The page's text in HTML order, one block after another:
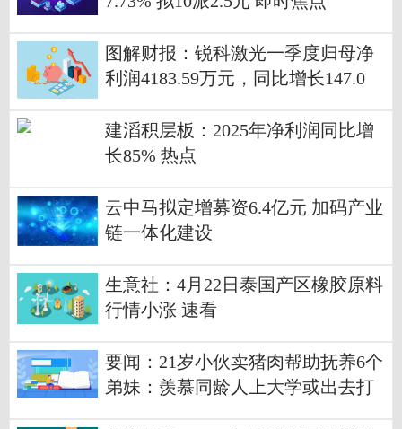
图解财报：锐科激光一季度归母净
利润4183.59万元，同比增长147.0
建滔积层板：2025年净利润同比增
长85% 热点
云中马拟定增募资6.4亿元 加码产业
链一体化建设
生意社：4月22日泰国产区橡胶原料
行情小涨 速看
要闻：21岁小伙卖猪肉帮助抚养6个
弟妹：羡慕同龄人上大学或出去打